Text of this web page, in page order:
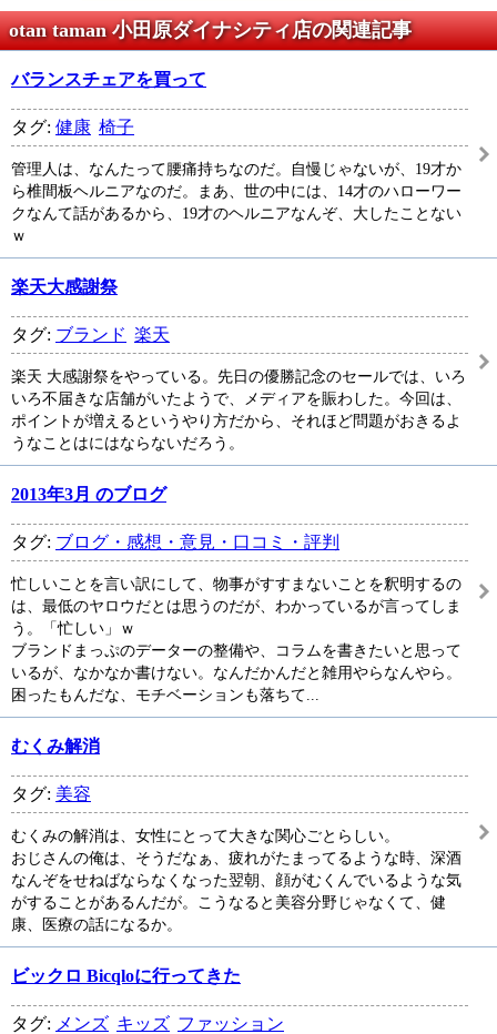
otan taman 小田原ダイナシティ店の関連記事
バランスチェアを買って
タグ: 健康 椅子
管理人は、なんたって腰痛持ちなのだ。自慢じゃないが、19才か
ら椎間板ヘルニアなのだ。まあ、世の中には、14才のハローワー
クなんて話があるから、19才のヘルニアなんぞ、大したことない
ｗ
楽天大感謝祭
タグ: ブランド 楽天
楽天 大感謝祭をやっている。先日の優勝記念のセールでは、いろ
いろ不届きな店舗がいたようで、メディアを賑わした。今回は、
ポイントが増えるというやり方だから、それほど問題がおきるよ
うなことはにはならないだろう。
2013年3月 のブログ
タグ: ブログ・感想・意見・口コミ・評判
忙しいことを言い訳にして、物事がすすまないことを釈明するの
は、最低のヤロウだとは思うのだが、わかっているが言ってしま
う。「忙しい」ｗ
ブランドまっぷのデーターの整備や、コラムを書きたいと思って
いるが、なかなか書けない。なんだかんだと雑用やらなんやら。
困ったもんだな、モチベーションも落ちて...
むくみ解消
タグ: 美容
むくみの解消は、女性にとって大きな関心ごとらしい。
おじさんの俺は、そうだなぁ、疲れがたまってるような時、深酒
なんぞをせねばならなくなった翌朝、顔がむくんでいるような気
がすることがあるんだが。こうなると美容分野じゃなくて、健
康、医療の話になるか。
ビックロ Bicqloに行ってきた
タグ: メンズ キッズ ファッション